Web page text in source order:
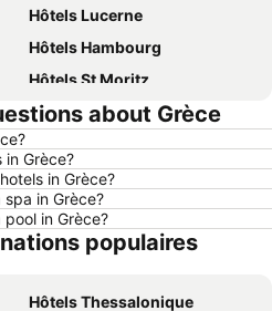
Hôtels Lucerne
Hôtels Hambourg
Hôtels St Moritz
Hôtels Thun
Hôtels Berlin
Hôtels Rust
Hôtels Lac de Garde
Hôtels Ligurie
about Grèce
Grèce?
in Grèce?
in Grèce?
in Grèce?
populaires
Hôtels Thessalonique